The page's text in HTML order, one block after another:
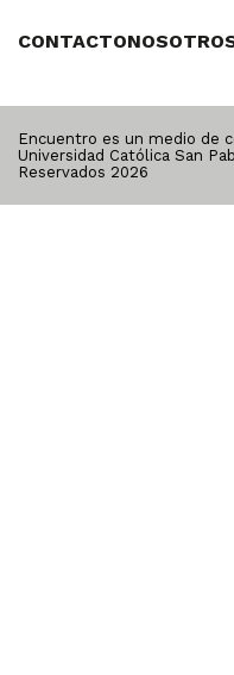
CONTACTO
Encuentro es un medio de
Universidad Católica San
Reservados 2026